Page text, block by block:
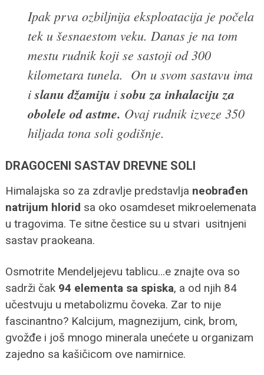
Ipak prva ozbiljnija eksploatacija je počela
tek u šesnaestom veku. Danas je na tom
mestu rudnik koji se sastoji od 300
kilometara tunela. On u svom sastavu ima
islanu džamiju isobu za inhalaciju za
obolele od astme. Ovaj rudnik izveze 350
hiljada tona soli godišnje.
DRAGOCENI SASTAV DREVNE SOLI
Himalajska so za zdravlje predstavlja neobrađen
natrijum hlorid sa oko osamdeset mikroelemenata
u tragovima. Te sitne čestice su u stvari usitnjeni
sastav praokeana.
Osmotrite Mendeljejevu tablicu…e znajte ova so
sadrži čak 94 elementa sa spiska, a od njih 84
učestvuju u metabolizmu čoveka. Zar to nije
fascinantno? Kalcijum, magnezijum, cink, brom,
gvožđe i još mnogo minerala unećete u organizam
zajedno sa kašičicom ove namirnice.